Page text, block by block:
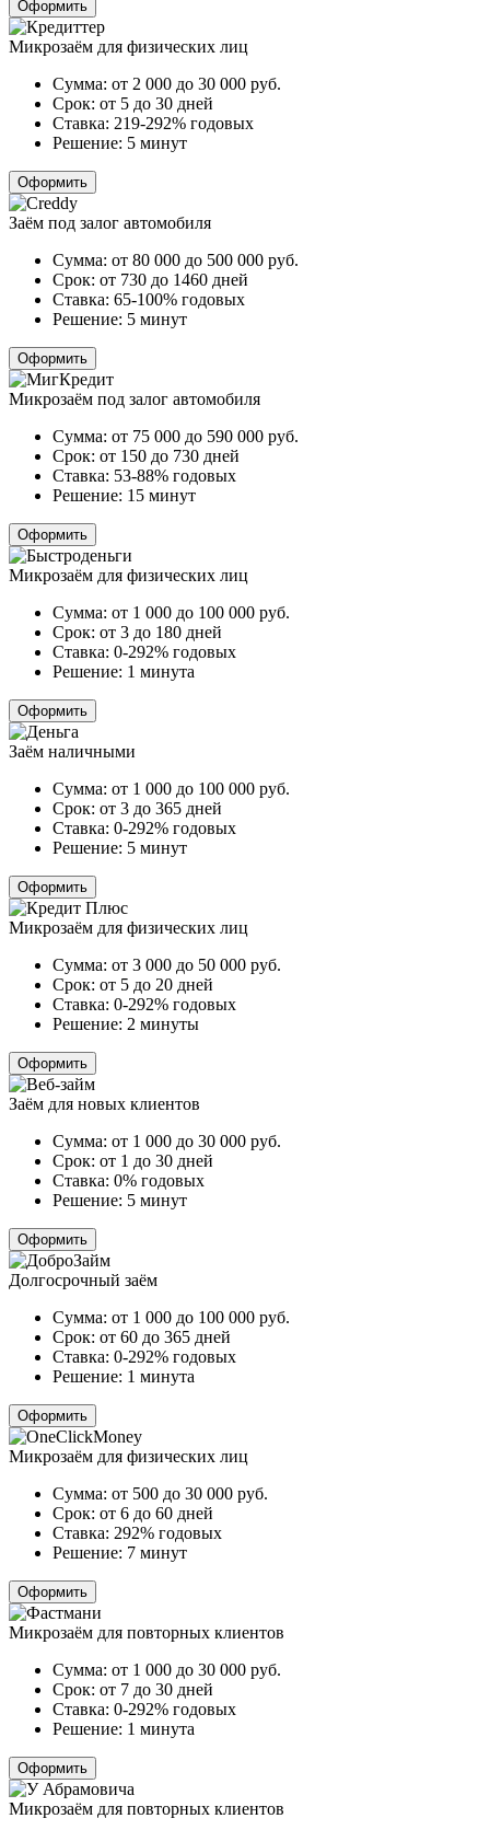
Оформить
Микрозаём для физических лиц
Сумма: от 2 000 до 30 000 руб.
Срок: от 5 до 30 дней
Ставка: 219-292% годовых
Решение: 5 минут
Оформить
Заём под залог автомобиля
Сумма: от 80 000 до 500 000 руб.
Срок: от 730 до 1460 дней
Ставка: 65-100% годовых
Решение: 5 минут
Оформить
Микрозаём под залог автомобиля
Сумма: от 75 000 до 590 000 руб.
Срок: от 150 до 730 дней
Ставка: 53-88% годовых
Решение: 15 минут
Оформить
Микрозаём для физических лиц
Сумма: от 1 000 до 100 000 руб.
Срок: от 3 до 180 дней
Ставка: 0-292% годовых
Решение: 1 минута
Оформить
Заём наличными
Сумма: от 1 000 до 100 000 руб.
Срок: от 3 до 365 дней
Ставка: 0-292% годовых
Решение: 5 минут
Оформить
Микрозаём для физических лиц
Сумма: от 3 000 до 50 000 руб.
Срок: от 5 до 20 дней
Ставка: 0-292% годовых
Решение: 2 минуты
Оформить
Заём для новых клиентов
Сумма: от 1 000 до 30 000 руб.
Срок: от 1 до 30 дней
Ставка: 0% годовых
Решение: 5 минут
Оформить
Долгосрочный заём
Сумма: от 1 000 до 100 000 руб.
Срок: от 60 до 365 дней
Ставка: 0-292% годовых
Решение: 1 минута
Оформить
Микрозаём для физических лиц
Сумма: от 500 до 30 000 руб.
Срок: от 6 до 60 дней
Ставка: 292% годовых
Решение: 7 минут
Оформить
Микрозаём для повторных клиентов
Сумма: от 1 000 до 30 000 руб.
Срок: от 7 до 30 дней
Ставка: 0-292% годовых
Решение: 1 минута
Оформить
Микрозаём для повторных клиентов